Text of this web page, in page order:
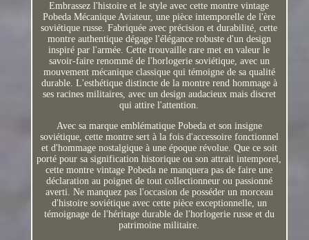
Embrassez l'histoire et le style avec cette montre vintage
Pobeda Mécanique Aviateur, une pièce intemporelle de l'ère
soviétique russe. Fabriquée avec précision et durabilité, cette
montre authentique dégage l'élégance robuste d'un design
inspiré par l'armée. Cette trouvaille rare met en valeur le
savoir-faire renommé de l'horlogerie soviétique, avec un
mouvement mécanique classique qui témoigne de sa qualité
durable. L'esthétique distincte de la montre rend hommage à
ses racines militaires, avec un design audacieux mais discret
qui attire l'attention.
Avec sa marque emblématique Pobeda et son insigne
soviétique, cette montre sert à la fois d'accessoire fonctionnel
et d'hommage nostalgique à une époque révolue. Que ce soit
porté pour sa signification historique ou son attrait intemporel,
cette montre vintage Pobeda ne manquera pas de faire une
déclaration au poignet de tout collectionneur ou passionné
averti. Ne manquez pas l'occasion de posséder un morceau
d'histoire soviétique avec cette pièce exceptionnelle, un
témoignage de l'héritage durable de l'horlogerie russe et du
patrimoine militaire.